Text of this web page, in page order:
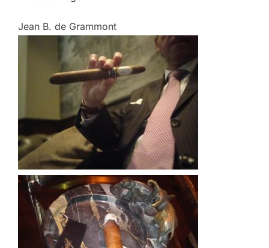
Jean B. de Grammont